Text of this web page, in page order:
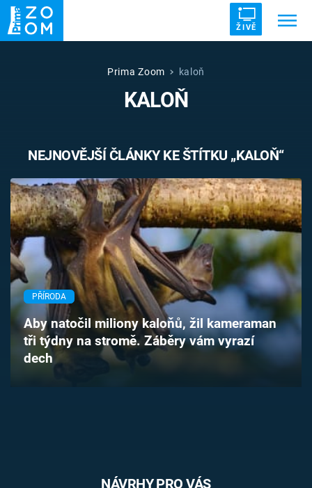
ŽIVĚ
UFO DRUHÁ SVĚTOVÁ VÁLKA
VETŘELCI DÁVNOVĚKU
Témata
Témata
Pořady
TV Program
Časopis
Sledujte prima+
Prima Zoom kaloň
KALOŇ
NEJNOVĚJŠÍ ČLÁNKY KE ŠTÍTKU „KALOŇ“
PŘÍRODA
Aby natočil miliony kaloňů, žil kameraman
tři týdny na stromě. Záběry vám vyrazí
dech
NÁVRHY PRO VÁS